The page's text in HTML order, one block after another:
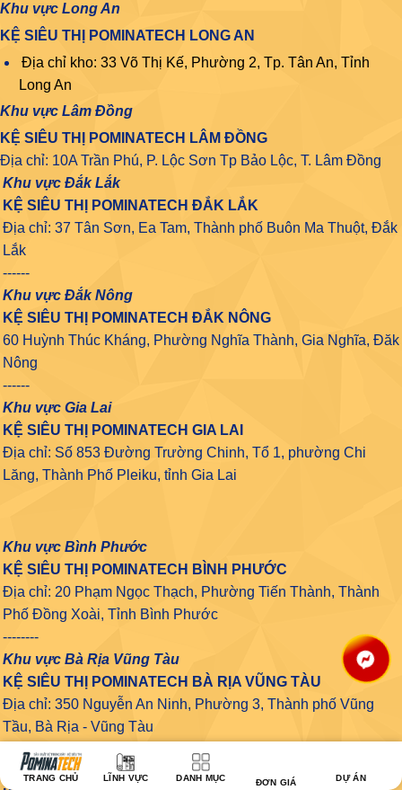
Khu vực Long An
KỆ SIÊU THỊ POMINATECH LONG AN
Địa chỉ kho: 33 Võ Thị Kế, Phường 2, Tp. Tân An, Tỉnh
Long An
Khu vực Lâm Đồng
KỆ SIÊU THỊ POMINATECH LÂM ĐỒNG
Địa chỉ: 10A Trần Phú, P. Lộc Sơn Tp Bảo Lộc, T. Lâm Đồng
Khu vực Đắk Lắk
KỆ SIÊU THỊ POMINATECH ĐẮK LẮK
Địa chỉ: 37 Tân Sơn, Ea Tam, Thành phố Buôn Ma Thuột, Đắk
Lắk
------
Khu vực Đắk Nông
KỆ SIÊU THỊ POMINATECH ĐẮK NÔNG
60 Huỳnh Thúc Kháng, Phường Nghĩa Thành, Gia Nghĩa, Đăk
Nông
------
Khu vực Gia Lai
KỆ SIÊU THỊ POMINATECH GIA LAI
Địa chỉ: Số 853 Đường Trường Chinh, Tổ 1, phường Chi
Lăng, Thành Phố Pleiku, tỉnh Gia Lai
Khu vực Bình Phước
KỆ SIÊU THỊ POMINATECH BÌNH PHƯỚC
Địa chỉ: 20 Phạm Ngọc Thạch, Phường Tiến Thành, Thành
Phố Đồng Xoài, Tỉnh Bình Phước
--------
Khu vực Bà Rịa Vũng Tàu
KỆ SIÊU THỊ POMINATECH BÀ RỊA VŨNG TÀU
Địa chỉ: 350 Nguyễn An Ninh, Phường 3, Thành phố Vũng
Tầu, Bà Rịa - Vũng Tàu
-------
Khu vực Bình Thuận
TRANG CHỦ LĨNH VỰC DANH MỤC ĐƠN GIÁ DỰ ÁN